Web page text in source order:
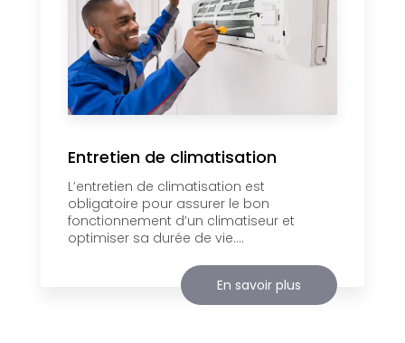
Entretien de climatisation
L’entretien de climatisation est
obligatoire pour assurer le bon
fonctionnement d’un climatiseur et
optimiser sa durée de vie....
En savoir plus